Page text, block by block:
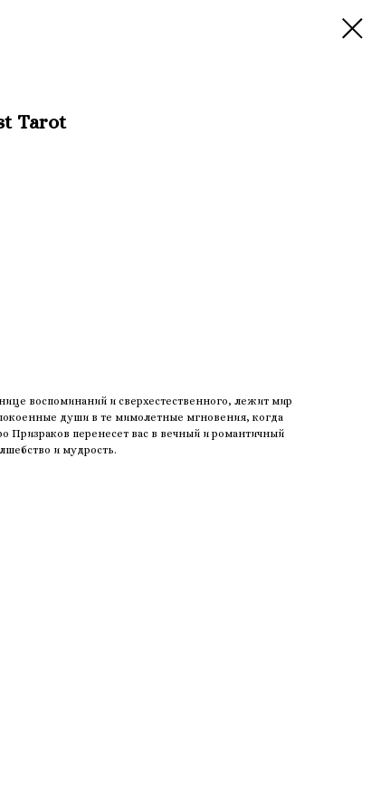
Tarot
воспоминаний и сверхестественного, лежит мир
души в те мимолетные мгновения, когда
Призраков перенесет вас в вечный и романтичный
и мудрость.